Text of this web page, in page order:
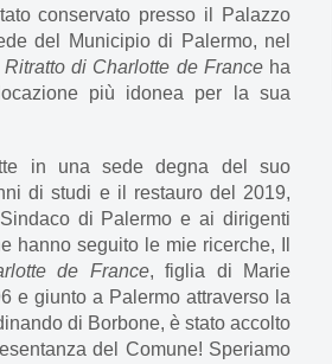
conservato presso il Palazzo
del Municipio di Palermo, nel
Ritratto di Charlotte de Franceha
più idonea per la sua
in una sede degna del suo
di studi e il restauro del 2019,
di Palermo e ai dirigenti
hanno seguito le mie ricerche, Il
de France, figlia di Marie
e giunto a Palermo attraverso la
di Borbone, è stato accolto
del Comune! Speriamo